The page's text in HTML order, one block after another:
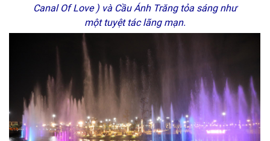
Canal Of Love ) và Cầu Ánh Trăng tỏa sáng như
một tuyệt tác lãng mạn.